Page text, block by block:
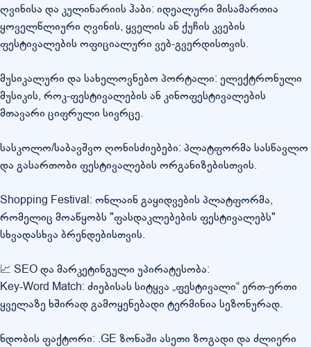
ღვინისა და კულინარიის ჰაბი: იდეალური მისამართია
ყოველწლიური ღვინის, ყველის ან ქუჩის კვების
ფესტივალების ოფიციალური ვებ-გვერდისთვის.
მუსიკალური და სახელოვნებო პორტალი: ელექტრონული
მუსიკის, როკ-ფესტივალების ან კინოფესტივალების
მთავარი ციფრული სივრცე.
სასკოლო/საბავშვო ღონისძიებები: პლატფორმა სასწავლო
და გასართობი ფესტივალების ორგანიზებისთვის.
Shopping Festival: ონლაინ გაყიდვების პლატფორმა,
რომელიც მოაწყობს "ფასდაკლებების ფესტივალებს"
სხვადასხვა ბრენდებისთვის.
📈 SEO და მარკეტინგული უპირატესობა:
Key-Word Match: ძიებისას სიტყვა „ფესტივალი“ ერთ-ერთი
ყველაზე ხშირად გამოყენებადი ტერმინია სეზონურად.
ნდობის ფაქტორი: .GE ზონაში ასეთი ზოგადი და ძლიერი